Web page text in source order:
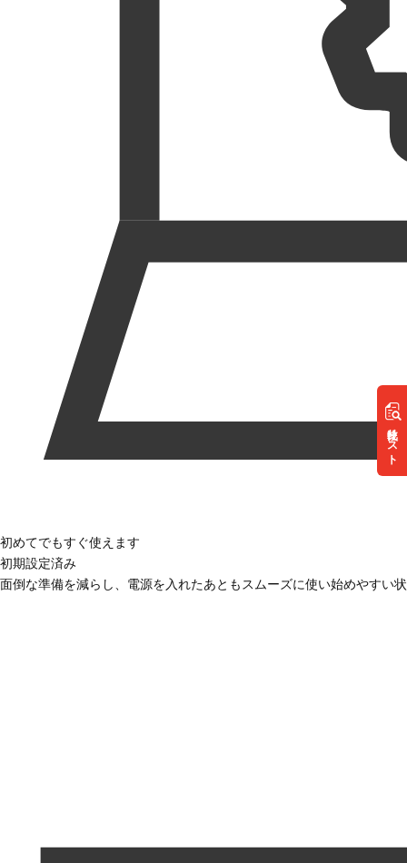
リスト
初めてでもすぐ使えます
初期設定済み
面倒な準備を減らし、電源を入れたあともスムーズに使い始めやすい